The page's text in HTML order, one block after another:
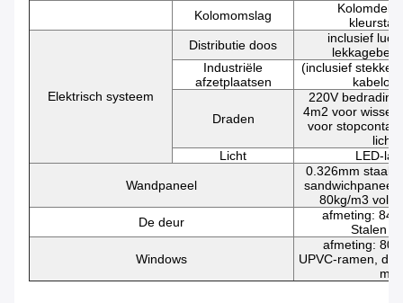
Kolomomslag
Kolomdek,
Elektrisch systeem
Distributie doos
inclusief
Industriële
afzetplaatsen
(inclusief
Draden
220V
4m2 voor
voor
Licht
LED-
Wandpaneel
0.326mm staal
sandwichpaneel
80kg/m3
De deur
afmeting:
Stalen
Windows
afmeting:
UPVC-ramen,
mm